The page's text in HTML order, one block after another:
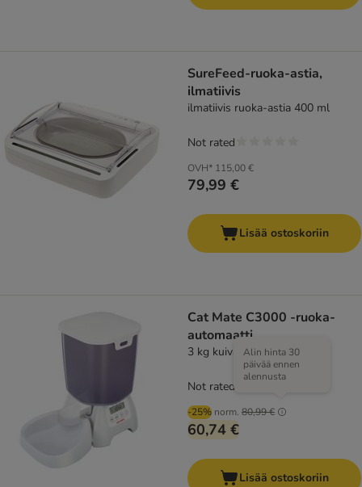
SureFeed-ruoka-astia,
ilmatiivis
ilmatiivis ruoka-astia 400 ml
OVH* 115,00 €
79,99 €
Not rated
Lisää ostoskoriin
Cat Mate C3000 -ruoka-
automaatti
3 kg kuivaruokaa
-25% norm. 80,99 €
Alin hinta 30
päivää ennen
alennusta
60,74 €
Not rated
Lisää ostoskoriin